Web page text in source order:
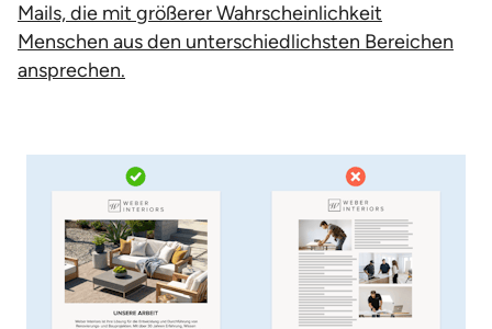
Mails, die mit größerer Wahrscheinlichkeit
Menschen aus den unterschiedlichsten Bereichen
ansprechen.